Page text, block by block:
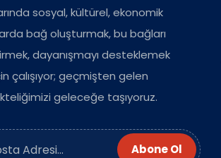
sosyal, kültürel, ekonomik
bağ oluşturmak, bu bağları
dayanışmayı desteklemek
çalışıyor; geçmişten gelen
geleceğe taşıyoruz.
Abone Ol